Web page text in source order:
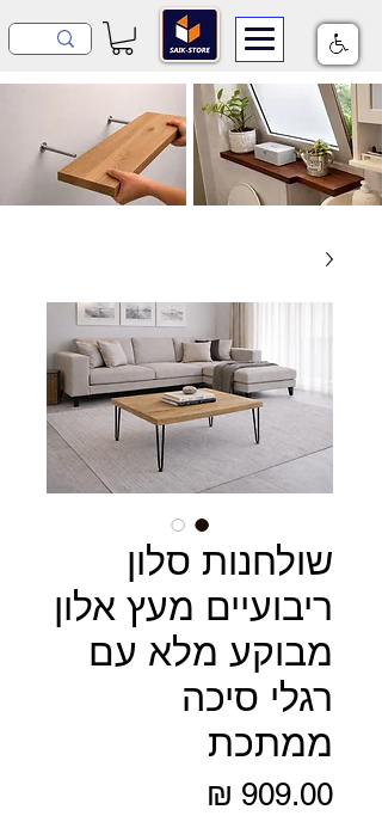
שולחנות סלון
ריבועיים מעץ אלון
מבוקע מלא עם
רגלי סיכה
ממתכת